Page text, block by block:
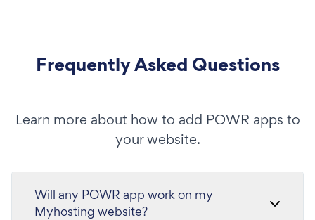
Frequently Asked Questions
Learn more about how to add POWR apps to
your website.
Will any POWR app work on my
Myhosting website?